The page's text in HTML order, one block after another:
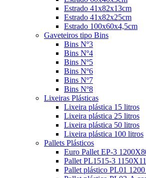
Estrado 41x82x13cm
Estrado 41x82x25cm
Estrado 100x60x4,5cm
Gaveteiros tipo Bins
Bins Nº3
Bins Nº4
Bins Nº5
Bins Nº6
Bins Nº7
Bins Nº8
Lixeiras Plásticas
Lixeira plástica 15 litros
Lixeira plástica 25 litros
Lixeira plástica 50 litros
Lixeira plástica 100 litros
Pallets Plásticos
Euro Pallet EP-3
Pallet PL1515-3
Pallet plástico PL01